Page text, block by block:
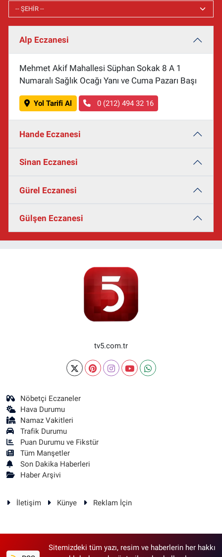
Alp Eczanesi
Mehmet Akif Mahallesi Süphan Sokak 8 A 1
Numaralı Sağlık Ocağı Yanı ve Cuma Pazarı Başı
Yol Tarifi Al 0 (212) 494 32 16
Hande Eczanesi
Sinan Eczanesi
Gürel Eczanesi
Gülşen Eczanesi
tv5.com.tr
Nöbetçi Eczaneler
Hava Durumu
Namaz Vakitleri
Trafik Durumu
Puan Durumu ve Fikstür
Tüm Manşetler
Son Dakika Haberleri
Haber Arşivi
İletişim Künye Reklam İçin
Sitemizdeki tüm yazı, resim ve haberlerin her hakkı